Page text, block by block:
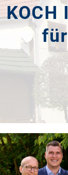
KOCH